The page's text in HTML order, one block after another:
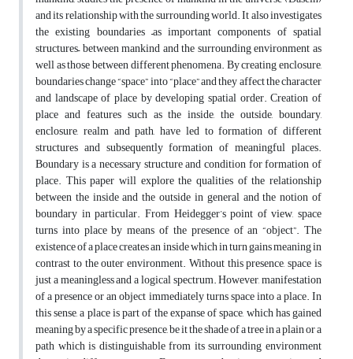
and its relationship with the surrounding world. It also investigates
the existing boundaries –as important components of spatial
structures– between mankind and the surrounding environment as
well as those between different phenomena. By creating enclosure,
boundaries change “space” into “place” and they affect the character
and landscape of place by developing spatial order. Creation of
place and features such as the inside, the outside, boundary,
enclosure, realm and path, have led to formation of different
structures and subsequently formation of meaningful places.
Boundary is a necessary structure and condition for formation of
place. This paper will explore the qualities of the relationship
between the inside and the outside in general and the notion of
boundary in particular. From Heidegger’s point of view, space
turns into place by means of the presence of an “object”. The
existence of a place creates an inside which in turn gains meaning in
contrast to the outer environment. Without this presence, space is
just a meaningless and a logical spectrum. However, manifestation
of a presence or an object immediately turns space into a place. In
this sense, a place is part of the expanse of space, which has gained
meaning by a specific presence, be it the shade of a tree in a plain or a
path which is distinguishable from its surrounding environment